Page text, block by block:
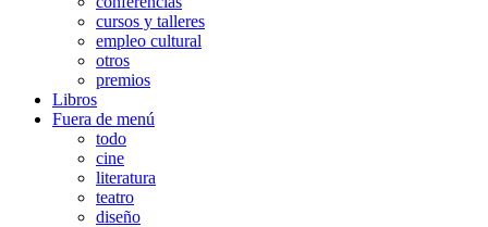
cursos y talleres
empleo cultural
otros
premios
Libros
Fuera de menú
todo
cine
literatura
teatro
diseño